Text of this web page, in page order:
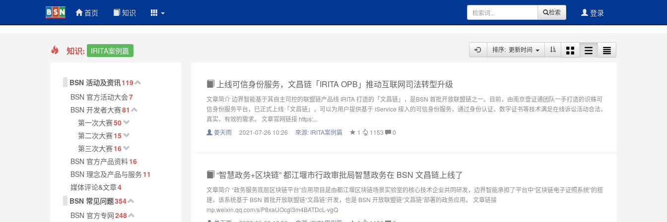
首页 知识 登录
检索
知识: IRITA案例篇 排序: 更新时间
BSN 活动及资讯119
BSN 官方活动大会7
BSN 开发者大赛81
第一次大赛50
第二次大赛15
第三次大赛16
BSN 官方产品资料16
BSN 理念及产品与服务11
媒体评论&文章4
BSN 常见问题354
BSN 官方专网248
上线可信身份服务，文昌链「IRITA OPB」推动互联网司法转型升级
文章简介 边界智能基于其自主可控的联盟链产品线 IRITA 打造的「文昌链」，是BSN 首批开放联盟链之一。目前，由南京壹证通团队一手打造的识蛛可
信身份服务平台，已正式上线「文昌链」，可以为用户提供基于 iService 接入的可信身份服务，通过身份认证、数字证书等技术满足在线诉讼活动合法、
真实、有效的需求。 文章官网链接 https:...
姜天雨
2021-07-26 10:26 來源: IRITA案例篇 1 1153 0
“智慧政务+区块链” 都江堰市行政审批局智慧政务在 BSN 文昌链上线了
文章简介 “政务服务底层区块链平台”应用项目是由都江堰区块链场景实验室的核心技术企业共同研发，边界智能承担了平台中“区块链电子证照系统”的搭
建，该系统基于 BSN 首批开放联盟链“文昌链”开发，也是 BSN 开放联盟链“文昌链”部署的政务应用。 文章链接
mp.weixin.qq.com/s/P8xaUOcgl3m4BATDcL-vgQ